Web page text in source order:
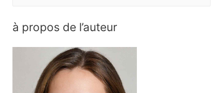
h
à propos de l’auteur